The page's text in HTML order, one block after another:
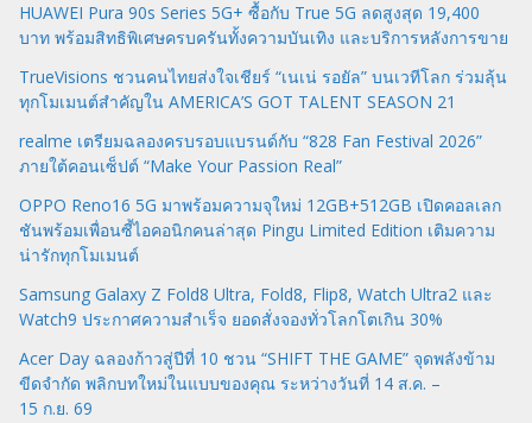
HUAWEI Pura 90s Series 5G+ ซื้อกับ True 5G ลดสูงสุด 19,400
บาท พร้อมสิทธิพิเศษครบครันทั้งความบันเทิง และบริการหลังการขาย
TrueVisions ชวนคนไทยส่งใจเชียร์ “เนเน่ รอยัล” บนเวทีโลก ร่วมลุ้น
ทุกโมเมนต์สำคัญใน AMERICA’S GOT TALENT SEASON 21
realme เตรียมฉลองครบรอบแบรนด์กับ “828 Fan Festival 2026”
ภายใต้คอนเซ็ปต์ “Make Your Passion Real”
OPPO Reno16 5G มาพร้อมความจุใหม่ 12GB+512GB เปิดคอลเลก
ชันพร้อมเพื่อนซี้ไอคอนิกคนล่าสุด Pingu Limited Edition เติมความ
น่ารักทุกโมเมนต์
Samsung Galaxy Z Fold8 Ultra, Fold8, Flip8, Watch Ultra2 และ
Watch9 ประกาศความสำเร็จ ยอดสั่งจองทั่วโลกโตเกิน 30%
Acer Day ฉลองก้าวสู่ปีที่ 10 ชวน “SHIFT THE GAME” จุดพลังข้าม
ขีดจำกัด พลิกบทใหม่ในแบบของคุณ ระหว่างวันที่ 14 ส.ค. –
15 ก.ย. 69